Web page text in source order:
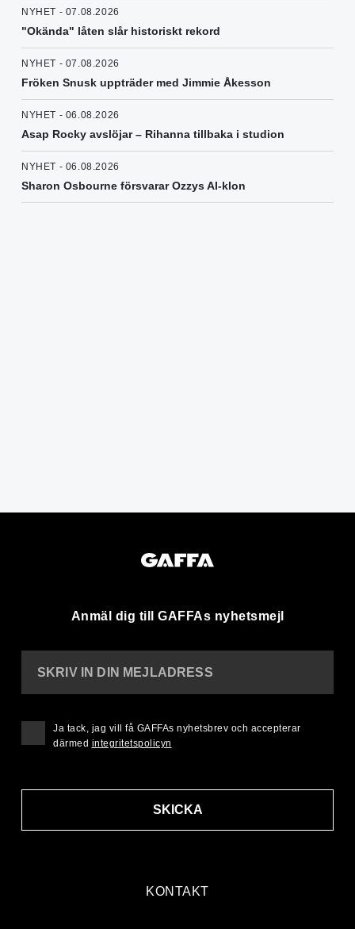
NYHET - 07.08.2026
"Okända" låten slår historiskt rekord
NYHET - 07.08.2026
Fröken Snusk uppträder med Jimmie Åkesson
NYHET - 06.08.2026
Asap Rocky avslöjar – Rihanna tillbaka i studion
NYHET - 06.08.2026
Sharon Osbourne försvarar Ozzys AI-klon
Anmäl dig till GAFFAs nyhetsmejl
KONTAKT
SKRIV IN DIN MEJLADRESS
SKICKA
Ja tack, jag vill få GAFFAs nyhetsbrev och accepterar
därmed integritetspolicyn